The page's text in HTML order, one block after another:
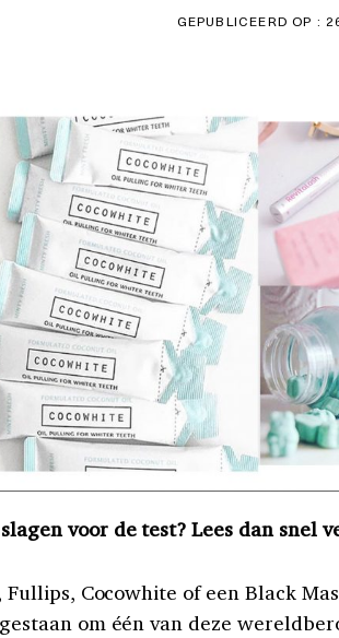
GEPUBLICEERD OP :
voor de test? Lees dan snel
Cocowhite of een Black
om één van deze